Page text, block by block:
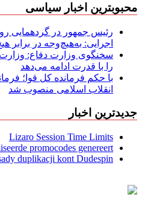
محبوبترین اخبار سیاسی
رئیس جمهور در گردهمایی
اجرایی: به‌هیچ‌وجه در
سخنگوی وزارت دفاع: وزارت
را با قدرت ادامه می‌دهد
با حکم فرمانده کل قوا؛
انقلاب اسلامی منصوب شد
جدیدترین اخبار
Lizaro Session Time Limits
promocodes genereert
duplikacji kont Dudespin